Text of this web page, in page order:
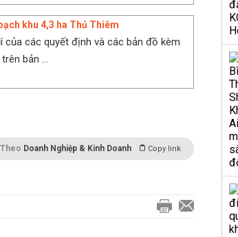
khu 4,3 ha Thủ Thiêm
của các quyết định và các bản đồ kèm
bản ...
Theo Doanh Nghiệp & Kinh Doanh Copy link